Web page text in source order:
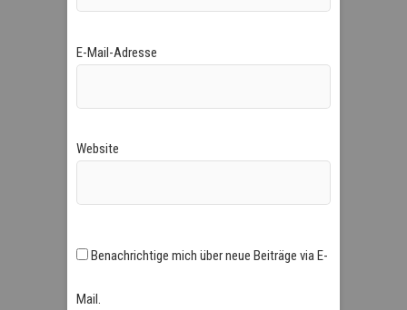
E-Mail-Adresse
Website
Benachrichtige mich über neue Beiträge via E-
Mail.